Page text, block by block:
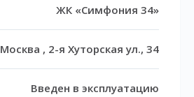
ЖК «Симфония 34»
Москва , 2-я Хуторская ул., 34
Введен в эксплуатацию